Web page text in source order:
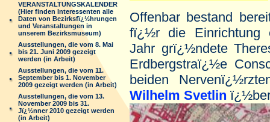
VERANSTALTUNGSKALENDER
(Hier finden Interessenten alle
Daten von Bezirksfï¿½hrungen
und Veranstaltungen in
unserem Bezirksmuseum)
Ausstellungen, die vom 8. Mai
bis 21. Juni 2009 gezeigt
werden (in Arbeit)
Ausstellungen, die vom 11.
September bis 1. November
2009 gezeigt werden (in Arbeit)
Ausstellungen, die vom 13.
November 2009 bis 31.
Jï¿½nner 2010 gezeigt werden
(in Arbeit)
Offenbar bestand
fï¿½r die Einrichtung
Jahr grï¿½ndete
Erdbergstraï¿½e
beiden
Wilhelm Svetlin